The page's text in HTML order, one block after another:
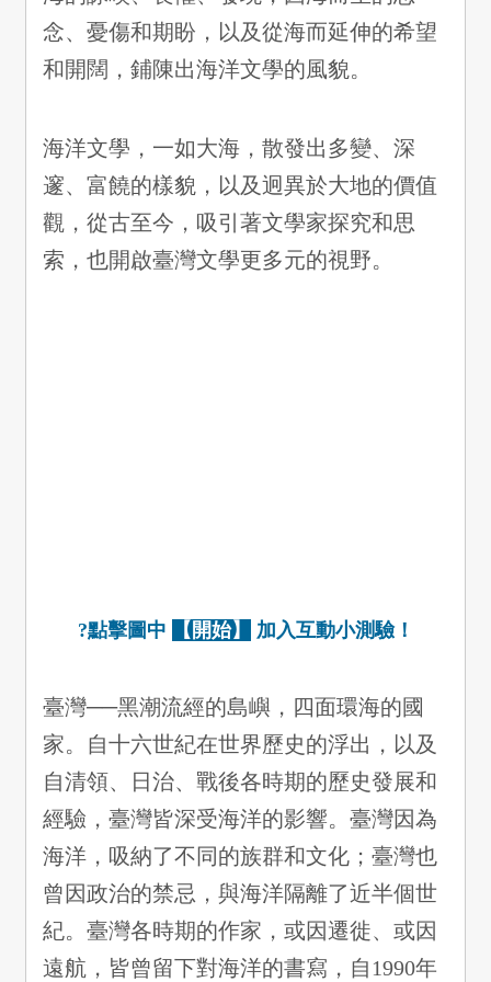
念、憂傷和期盼，以及從海而延伸的希望
和開闊，鋪陳出海洋文學的風貌。
海洋文學，一如大海，散發出多變、深
邃、富饒的樣貌，以及迥異於大地的價值
觀，從古至今，吸引著文學家探究和思
索，也開啟臺灣文學更多元的視野。
?點擊圖中 【開始】 加入互動小測驗！
臺灣──黑潮流經的島嶼，四面環海的國
家。自十六世紀在世界歷史的浮出，以及
自清領、日治、戰後各時期的歷史發展和
經驗，臺灣皆深受海洋的影響。臺灣因為
海洋，吸納了不同的族群和文化；臺灣也
曾因政治的禁忌，與海洋隔離了近半個世
紀。臺灣各時期的作家，或因遷徙、或因
遠航，皆曾留下對海洋的書寫，自1990年